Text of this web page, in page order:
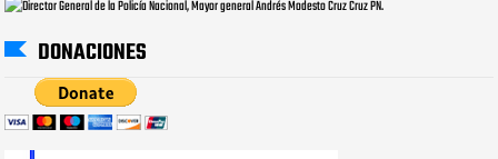
DONACIONES